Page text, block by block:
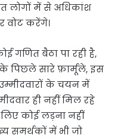
लोगों में से अधिकांश
वोट करेंगे।
गणित बैठा पा रही है,
पिछले सारे फ़ार्मूले, इस
के चयन में
ही नहीं मिल रहे
कोई लड़ना नहीं
समर्थकों में भी जो